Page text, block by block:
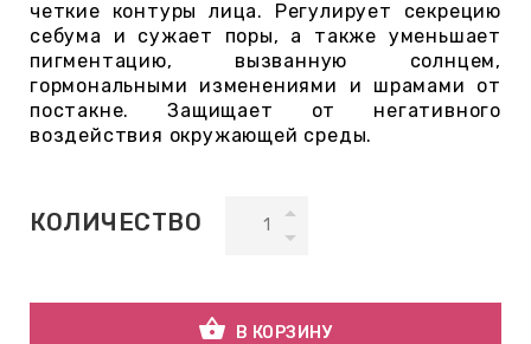
четкие контуры лица. Регулирует секрецию
себума и сужает поры, а также уменьшает
пигментацию, вызванную солнцем,
гормональными изменениями и шрамами от
постакне. Защищает от негативного
воздействия окружающей среды.
КОЛИЧЕСТВО
shopping_basket В КОРЗИНУ